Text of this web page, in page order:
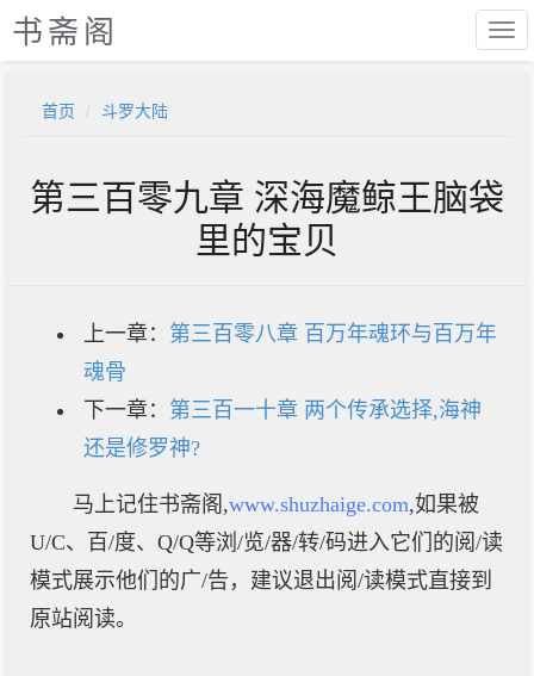
书斋阁
首页 斗罗大陆
第三百零九章 深海魔鲸王脑袋
里的宝贝
上一章： 第三百零八章 百万年魂环与百万年
魂骨
下一章： 第三百一十章 两个传承选择,海神
还是修罗神?
马上记住书斋阁,www.shuzhaige.com,如果被
U/C、百/度、Q/Q等浏/览/器/转/码进入它们的阅/读
模式展示他们的广/告，建议退出阅/读模式直接到
原站阅读。